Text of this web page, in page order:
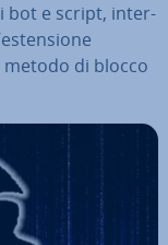
bot e script, in­ter­
di blocco